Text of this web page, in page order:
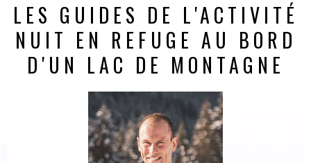
LES GUIDES DE L'ACTIVITÉ
NUIT EN REFUGE AU BORD
D'UN LAC DE MONTAGNE